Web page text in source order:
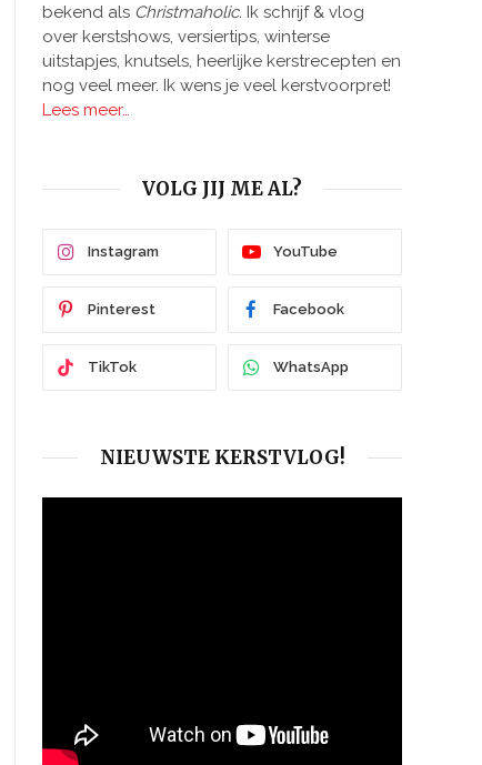
bekend als Christmaholic. Ik schrijf & vlog
over kerstshows, versiertips, winterse
uitstapjes, knutsels, heerlijke kerstrecepten en
nog veel meer. Ik wens je veel kerstvoorpret!
Lees meer…
VOLG JIJ ME AL?
Instagram YouTube
Pinterest Facebook
TikTok WhatsApp
NIEUWSTE KERSTVLOG!